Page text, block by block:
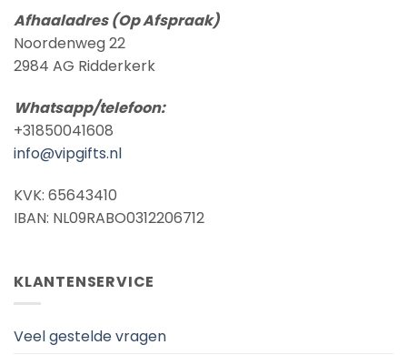
Afhaaladres (Op Afspraak)
Noordenweg 22
2984 AG Ridderkerk
Whatsapp/telefoon:
+31850041608
info@vipgifts.nl
KVK: 65643410
IBAN: NL09RABO0312206712
KLANTENSERVICE
Veel gestelde vragen